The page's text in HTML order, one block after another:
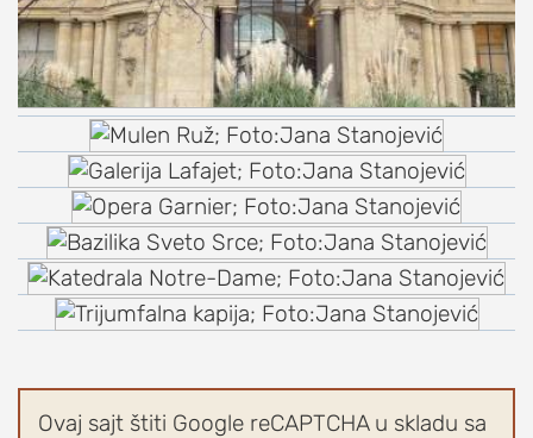
Ovaj sajt štiti Google reCAPTCHA u skladu sa